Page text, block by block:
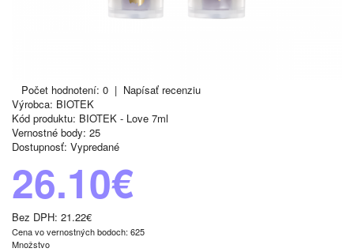
Počet hodnotení: 0 | Napísať recenziu
Výrobca: BIOTEK
Kód produktu: BIOTEK - Love 7ml
Vernostné body: 25
Dostupnosť: Vypredané
26.10€
Bez DPH: 21.22€
Cena vo vernostných bodoch: 625
Množstvo